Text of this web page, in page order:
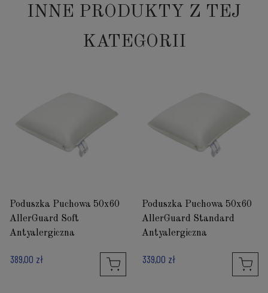
INNE PRODUKTY Z TEJ
KATEGORII
Poduszka Puchowa 50x60
AllerGuard Soft
Antyalergiczna
389,00 zł
Poduszka Puchowa 50x60
AllerGuard Standard
Antyalergiczna
339,00 zł